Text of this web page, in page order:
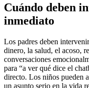
Cuándo deben
inmediato
Los padres deben
dinero, la salud, el acoso,
conversaciones
para “a ver qué dice el
directo. Los niños pueden
un asunto serio en la vida